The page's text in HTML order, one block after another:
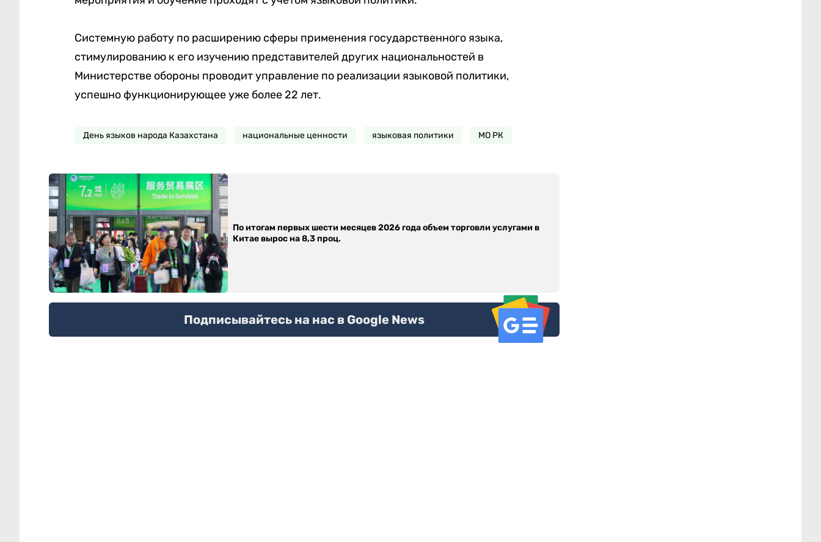
Системную работу по расширению сферы применения государственного языка,
стимулированию к его изучению представителей других национальностей в
Министерстве обороны проводит управление по реализации языковой политики,
успешно функционирующее уже более 22 лет.
День языков народа Казахстана национальные ценности языковая политики МО РК
По итогам первых шести месяцев 2026 года объем торговли услугами в
Китае вырос на 8,3 проц.
Подписывайтесь на нас в Google News